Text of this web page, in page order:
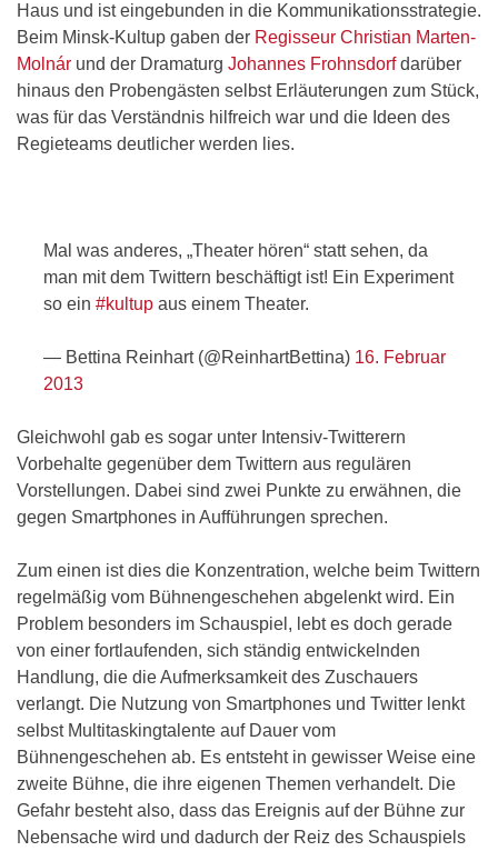
Haus und ist eingebunden in die Kommunikationsstrategie.
Beim Minsk-Kultup gaben der Regisseur Christian Marten-
Molnár und der Dramaturg Johannes Frohnsdorfdarüber
hinaus den Probengästen selbst Erläuterungen zum Stück,
was für das Verständnis hilfreich war und die Ideen des
Regieteams deutlicher werden lies.
Mal was anderes, „Theater hören“ statt sehen, da
man mit dem Twittern beschäftigt ist! Ein Experiment
so ein #kultup aus einem Theater.
— Bettina Reinhart (@ReinhartBettina) 16. Februar
2013
Gleichwohl gab es sogar unter Intensiv-Twitterern
Vorbehalte gegenüber dem Twittern aus regulären
Vorstellungen. Dabei sind zwei Punkte zu erwähnen, die
gegen Smartphones in Aufführungen sprechen.
Zum einen ist dies die Konzentration, welche beim Twittern
regelmäßig vom Bühnengeschehen abgelenkt wird. Ein
Problem besonders im Schauspiel, lebt es doch gerade
von einer fortlaufenden, sich ständig entwickelnden
Handlung, die die Aufmerksamkeit des Zuschauers
verlangt. Die Nutzung von Smartphones und Twitter lenkt
selbst Multitaskingtalente auf Dauer vom
Bühnengeschehen ab. Es entsteht in gewisser Weise eine
zweite Bühne, die ihre eigenen Themen verhandelt. Die
Gefahr besteht also, dass das Ereignis auf der Bühne zur
Nebensache wird und dadurch der Reiz des Schauspiels